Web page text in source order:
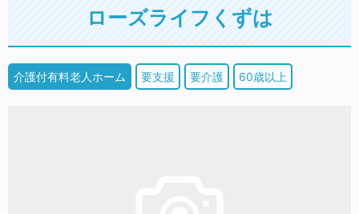
ローズライフくずは
介護付有料老人ホーム 要支援 要介護 60歳以上